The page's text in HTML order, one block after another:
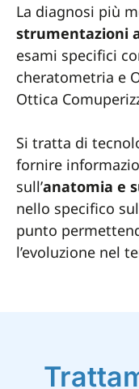
La diagnosi più
strumentazioni
esami specifici
cheratometria e
Ottica
Si tratta di
fornire
sull’anatomia e
nello specifico
punto
l’evoluzione nel